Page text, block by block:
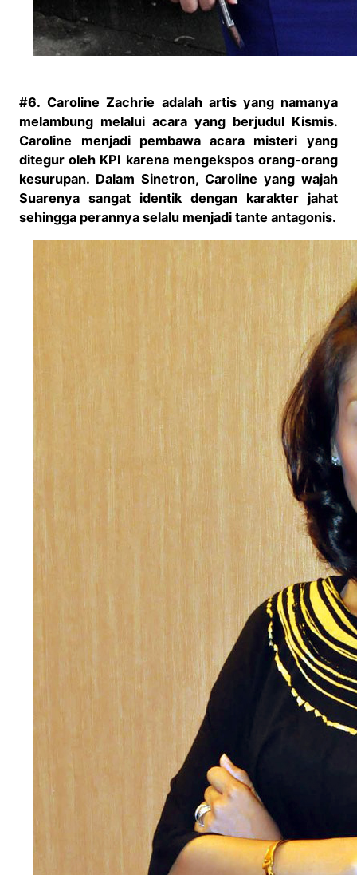
#6.Caroline Zachrie adalah artis yang namanya
melambung melalui acara yang berjudul Kismis.
Caroline menjadi pembawa acara misteri yang
ditegur oleh KPI karena mengekspos orang-orang
kesurupan. DalamSinetron, Caroline yang wajah
Suarenya sangat identik dengan karakter jahat
sehingga perannya selalu menjadi tante antagonis.